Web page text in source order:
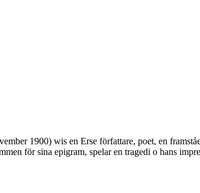
1900) wis en Erse författare, poet, en
för sina epigram, spelar en tragedi o hans